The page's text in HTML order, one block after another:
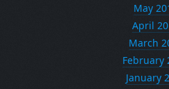
May
April
March
February
January